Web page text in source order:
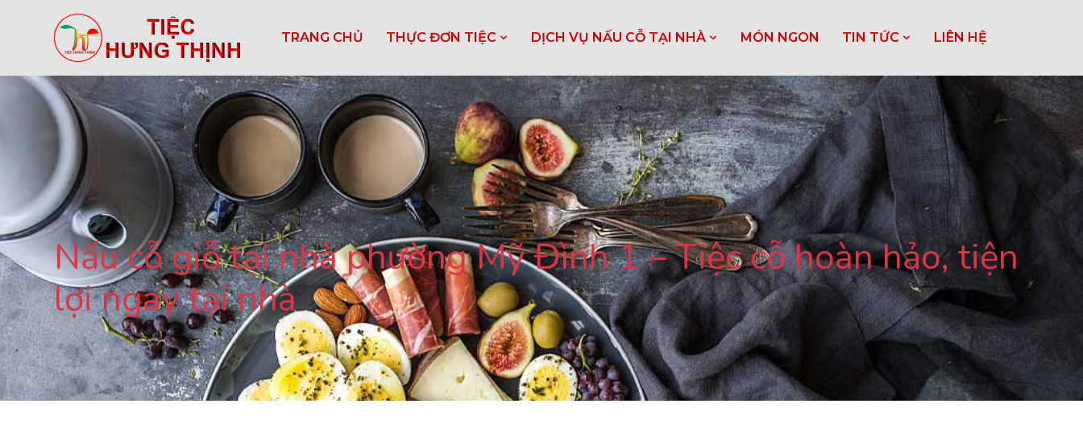
TRANG CHỦ THỰC ĐƠN TIỆC DỊCH VỤ NẤU CỖ TẠI NHÀ MÓN NGON TIN TỨC LIÊN HỆ
Nấu cỗ giỗ tại nhà phường Mỹ Đình 1 – Tiệc cỗ hoàn hảo, tiện
lợi ngay tại nhà